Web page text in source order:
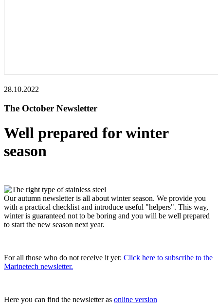
28.10.2022
The October Newsletter
Well prepared for winter
season
Our autumn newsletter is all about winter season. We provide you
with a practical checklist and introduce useful "helpers". This way,
winter is guaranteed not to be boring and you will be well prepared
to start the new season next year.
For all those who do not receive it yet: Click here to subscribe to the
Marinetech newsletter.
Here you can find the newsletter as online version